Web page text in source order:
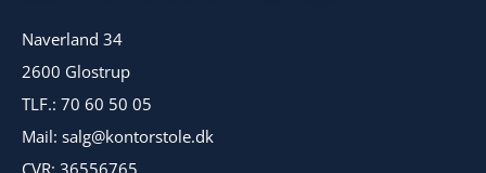
Naverland 34
2600 Glostrup
TLF.: 70 60 50 05
Mail: salg@kontorstole.dk
CVR: 36556765